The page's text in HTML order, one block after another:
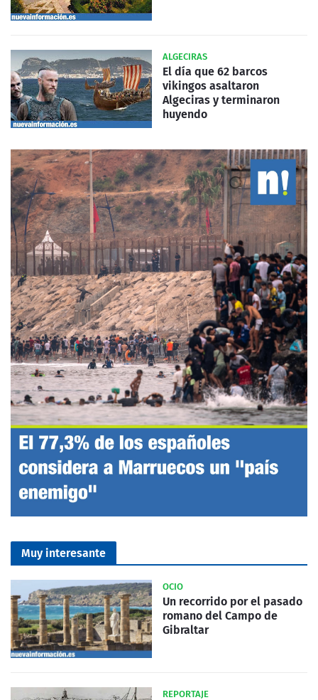
ALGECIRAS
El día que 62 barcos
vikingos asaltaron
Algeciras y terminaron
huyendo
Muy interesante
OCIO
Un recorrido por el pasado
romano del Campo de
Gibraltar
REPORTAJE